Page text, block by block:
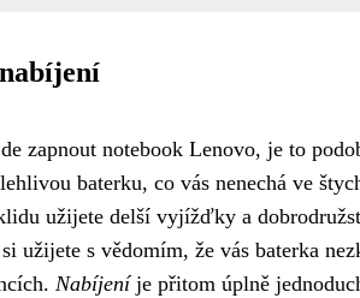
zapnout notebook Lenovo, je to
baterku, co vás nenechá ve
užijete delší vyjížďky a
užijete s vědomím, že vás baterka
Nabíjeníje přitom úplně